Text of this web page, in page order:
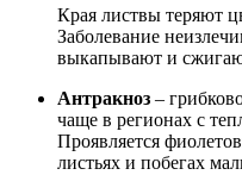
Края листвы теряют
Заболевание
выкапывают и
Антракноз –
чаще в регионах с
Проявляется
листьях и побегах